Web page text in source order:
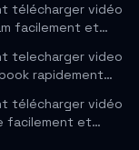
télécharger vidéo
facilement et…
telecharger video
rapidement…
télécharger vidéo
facilement et…